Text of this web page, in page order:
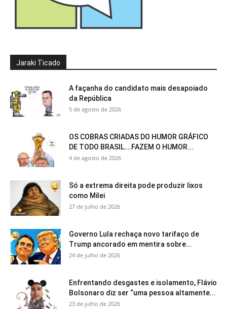
Jaraki Ticado
A façanha do candidato mais desapoiado
da República
5 de agosto de 2026
OS COBRAS CRIADAS DO HUMOR GRÁFICO
DE TODO BRASIL….FAZEM O HUMOR...
4 de agosto de 2026
Só a extrema direita pode produzir lixos
como Milei
27 de julho de 2026
Governo Lula rechaça novo tarifaço de
Trump ancorado em mentira sobre...
24 de julho de 2026
Enfrentando desgastes e isolamento, Flávio
Bolsonaro diz ser “uma pessoa altamente...
23 de julho de 2026